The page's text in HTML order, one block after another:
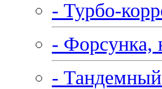
- Турбо-
- Форсунка,
-